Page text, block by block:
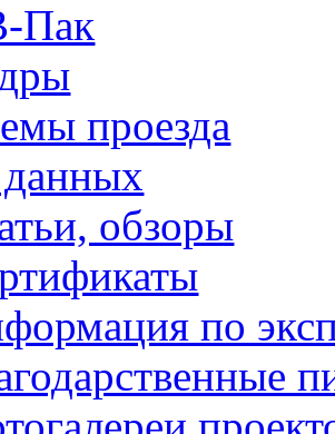
Пак
проезда
обзоры
по